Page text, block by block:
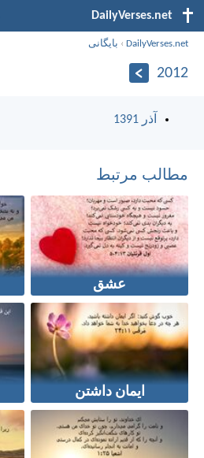
DailyVerses.net
DailyVerses.net
› بایگانی
2012
آذر 1391
مطالب مرتبط
عشق
ایمان داشتن